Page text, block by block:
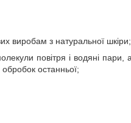
виробам з натуральної шкіри;
повітря і водяні
обробок останньої;